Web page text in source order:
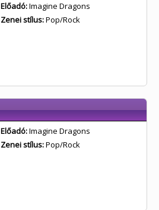
Előadó:Imagine Dragons
Zenei stílus:Pop/Rock
Előadó:Imagine Dragons
Zenei stílus:Pop/Rock